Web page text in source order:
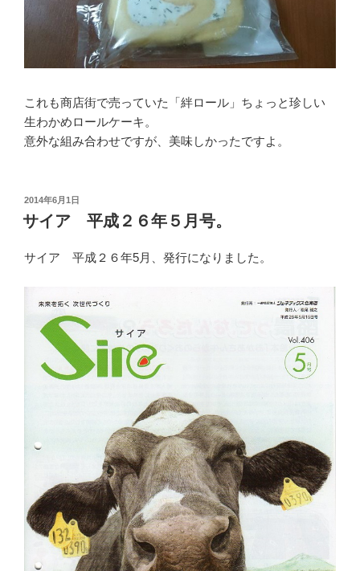
これも商店街で売っていた「絆ロール」ちょっと珍しい
生わかめロールケーキ。
意外な組み合わせですが、美味しかったですよ。
投
稿
日:
2014年6月1日
サイア 平成２６年５月号。
サイア 平成２６年5月、発行になりました。